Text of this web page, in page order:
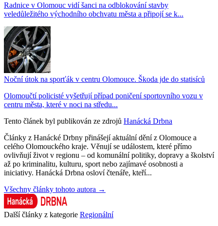
Radnice v Olomouc vidí šanci na odblokování stavby
veledůležitého východního obchvatu města a připojí se k...
Noční útok na sporťák v centru Olomouce. Škoda jde do statisíců
Olomoučtí policisté vyšetřují případ poničení sportovního vozu v
centru města, které v noci na středu...
Tento článek byl publikován ze zdrojů Hanácká Drbna
Články z Hanácké Drbny přinášejí aktuální dění z Olomouce a
celého Olomouckého kraje. Věnují se událostem, které přímo
ovlivňují život v regionu – od komunální politiky, dopravy a školství
až po kriminalitu, kulturu, sport nebo zajímavé osobnosti a
iniciativy. Hanácká Drbna osloví čtenáře, kteří...
Všechny články tohoto autora →
Další články z kategorie Regionální